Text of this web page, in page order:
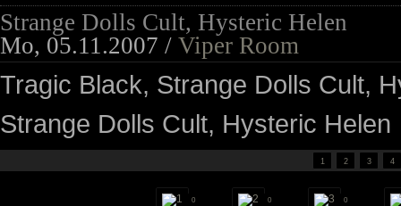
Strange Dolls Cult, Hysteric Helen
Mo, 05.11.2007 / Viper Room
Tragic Black, Strange Dolls Cult,
Strange Dolls Cult, Hysteric Helen
1 2 3 4
0 0 0